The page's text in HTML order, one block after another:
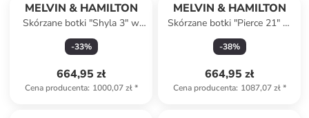
MELVIN & HAMILTON
Skórzane botki "Shyla 3" w
kolorze granatowym
-33%
664,95 zł
Cena producenta: 1000,07 zł*
MELVIN & HAMILTON
Skórzane botki "Pierce 21" w
kolorze brązowo-oliwkowym
-38%
664,95 zł
Cena producenta: 1087,07 zł*